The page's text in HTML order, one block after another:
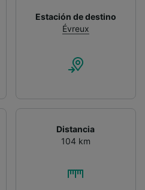
Estación de destino
Évreux
Distancia
104 km